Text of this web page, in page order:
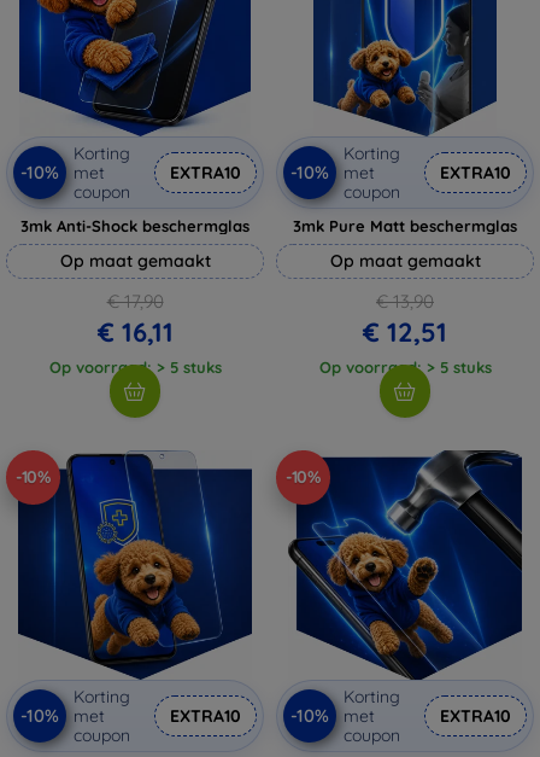
-10%
Korting
met
coupon
EXTRA10
3mk Anti-Shock beschermglas
Op maat gemaakt
€ 17,90
€ 16,11
Op voorraad: > 5 stuks
-10%
Korting
met
coupon
EXTRA10
3mk Pure Matt beschermglas
Op maat gemaakt
€ 13,90
€ 12,51
Op voorraad: > 5 stuks
-10%
-10%
Korting
met
coupon
EXTRA10
-10%
-10%
Korting
met
coupon
EXTRA10